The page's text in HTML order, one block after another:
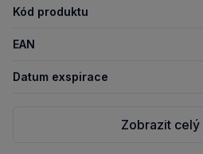
Kód produktu
EAN
Datum exspirace
Zobrazit celý